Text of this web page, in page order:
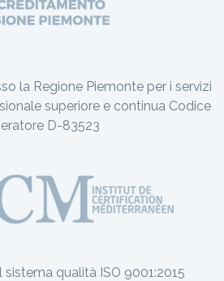
la Regione Piemonte per i servizi
superiore e continua Codice
D-83523
qualità ISO 9001:2015